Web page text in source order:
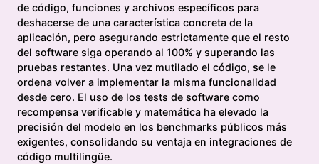
de código, funciones y archivos específicos para
deshacerse de una característica concreta de la
aplicación, pero asegurando estrictamente que el resto
del software siga operando al 100% y superando las
pruebas restantes. Una vez mutilado el código, se le
ordena volver a implementar la misma funcionalidad
desde cero. El uso de los tests de software como
recompensa verificable y matemática ha elevado la
precisión del modelo en los benchmarks públicos más
exigentes, consolidando su ventaja en integraciones de
código multilingüe.